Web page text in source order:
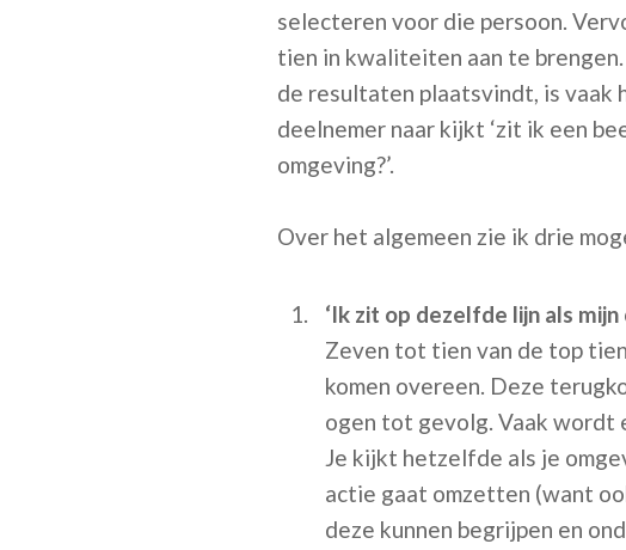
selecteren voor die persoon.
tien in kwaliteiten aan te
de resultaten plaatsvindt, is
deelnemer naar kijkt ‘zit ik een
omgeving?’.
Over het algemeen zie ik drie
‘Ik zit op dezelfde lijn als mijn
Zeven tot tien van de top
komen overeen. Deze
ogen tot gevolg. Vaak wordt
Je kijkt hetzelfde als je
actie gaat omzetten (want
deze kunnen begrijpen en